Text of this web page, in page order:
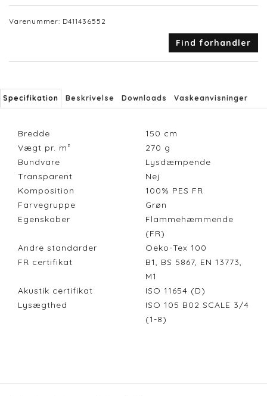
Varenummer: D411436552
Find forhandler
Specifikation Beskrivelse Downloads Vaskeanvisninger
Bredde 150 cm
Vægt pr. m²
270 g
Bundvare
Lysdæmpende
Transparent
Nej
Komposition
100% PES FR
Farvegruppe
Grøn
Egenskaber
Flammehæmmende
(FR)
Andre standarder
Oeko-Tex 100
FR certifikat
B1, BS 5867, EN 13773,
M1
Akustik certifikat
ISO 11654 (D)
Lysægthed
ISO 105 B02 SCALE 3/4
(1-8)